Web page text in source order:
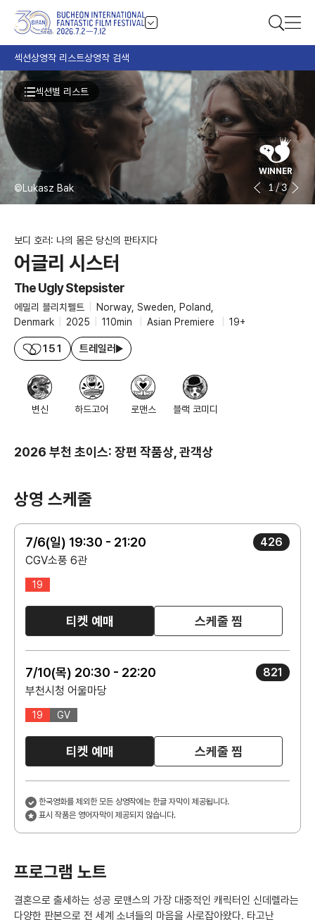
섹션상영작 리스트상영작 검색
WINNER
©Marcel Zyskind 1/3
보디 호러: 나의 몸은 당신의 판타지다
어글리 시스터
The Ugly Stepsister
에밀리 블리치펠트
Norway, Sweden, Poland,
Denmark
2025 110min Asian Premiere 19+
151 트레일러
섹션별 리스트
변신 하드고어 로맨스 블랙 코미디
2026 부천 초이스: 장편 작품상, 관객상
상영 스케줄
7/6(일) 19:30 - 21:20
426
CGV소풍 6관
19
티켓 예매 스케줄 찜
7/10(목) 20:30 - 22:20
821
부천시청 어울마당
19 GV
티켓 예매 스케줄 찜
한국영화를 제외한 모든 상영작에는 한글 자막이 제공됩니다.
표시 작품은 영어자막이 제공되지 않습니다.
프로그램 노트
결혼으로 출세하는 성공 로맨스의 가장 대중적인 캐릭터인 신데렐라는
다양한 판본으로 전 세계 소녀들의 마음을 사로잡아왔다. 타고난